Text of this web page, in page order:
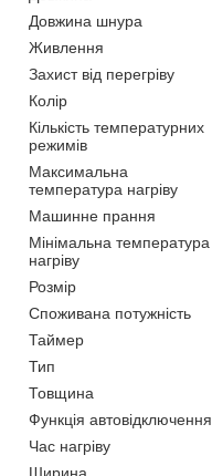
Довжина шнура
Живлення
Захист від перегріву
Колір
Кількість температурних
режимів
Максимальна
температура нагріву
Машинне прання
Мінімальна температура
нагріву
Розмір
Споживана потужність
Таймер
Тип
Товщина
Функція автовідключення
Час нагріву